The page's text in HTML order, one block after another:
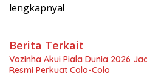
lengkapnya!
Berita Terkait
Vozinha Akui Piala Dunia 2026
Resmi Perkuat Colo-Colo